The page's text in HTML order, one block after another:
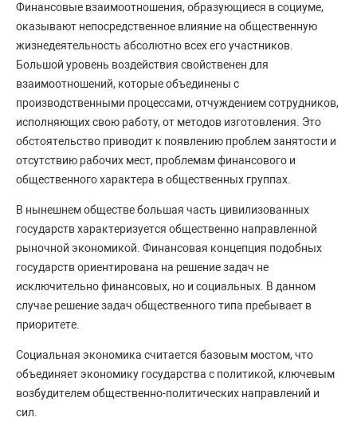
Финансовые взаимоотношения, образующиеся в социуме,
оказывают непосредственное влияние на общественную
жизнедеятельность абсолютно всех его участников.
Большой уровень воздействия свойственен для
взаимоотношений, которые объединены с
производственными процессами, отчуждением сотрудников,
исполняющих свою работу, от методов изготовления. Это
обстоятельство приводит к появлению проблем занятости и
отсутствию рабочих мест, проблемам финансового и
общественного характера в общественных группах.
В нынешнем обществе большая часть цивилизованных
государств характеризуется общественно направленной
рыночной экономикой. Финансовая концепция подобных
государств ориентирована на решение задач не
исключительно финансовых, но и социальных. В данном
случае решение задач общественного типа пребывает в
приоритете.
Социальная экономика считается базовым мостом, что
объединяет экономику государства с политикой, ключевым
возбудителем общественно-политических направлений и
сил.